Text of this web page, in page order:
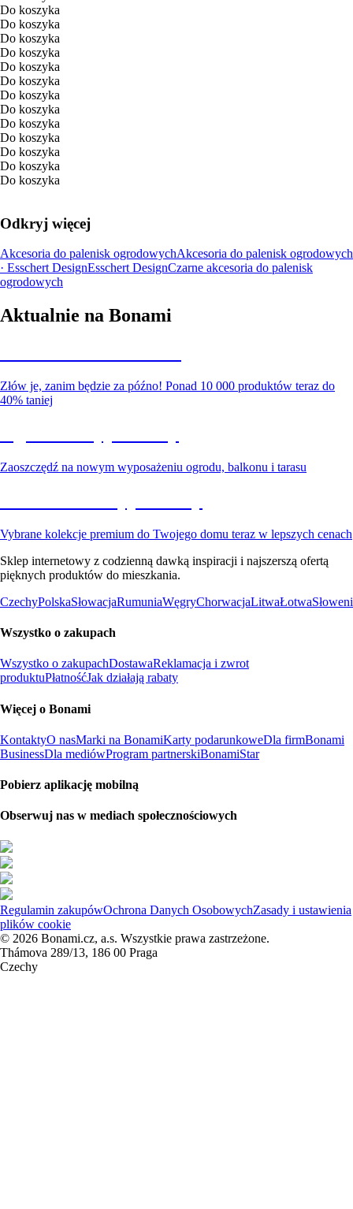
Do koszyka
Do koszyka
Do koszyka
Do koszyka
Do koszyka
Do koszyka
Do koszyka
Do koszyka
Do koszyka
Do koszyka
Do koszyka
Do koszyka
Do koszyka
Odkryj więcej
Akcesoria do palenisk ogrodowychAkcesoria do palenisk ogrodowych
· Esschert DesignEsschert DesignCzarne akcesoria do palenisk
ogrodowych
Aktualnie na Bonami
Złów je, zanim będzie za późno! Ponad 10 000 produktów teraz do
40% taniej
Zaoszczędź na nowym wyposażeniu ogrodu, balkonu i tarasu
Vybrane kolekcje premium do Twojego domu teraz w lepszych cenach
Sklep internetowy z codzienną dawką inspiracji i najszerszą ofertą
pięknych produktów do mieszkania.
CzechyPolskaSłowacjaRumuniaWęgryChorwacjaLitwaŁotwa
Wszystko o zakupach
Wszystko o zakupachDostawaReklamacja i zwrot
produktuPłatnośćJak działają rabaty
Więcej o Bonami
KontaktyO nasMarki na BonamiKarty podarunkoweDla firmBonami
BusinessDla mediówProgram partnerskiBonamiStar
Pobierz aplikację mobilną
Obserwuj nas w mediach społecznościowych
Regulamin zakupówOchrona Danych OsobowychZasady i ustawienia
plików cookie
© 2026 Bonami.cz, a.s. Wszystkie prawa zastrzeżone.
Thámova 289/13, 186 00 Praga
Czechy